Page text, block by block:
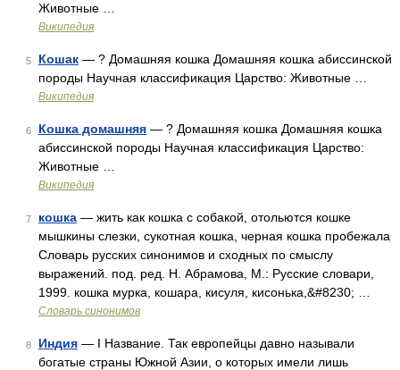
Животные …
Википедия
5 Кошак — ? Домашняя кошка Домашняя кошка абиссинской
породы Научная классификация Царство: Животные …
Википедия
6 Кошка домашняя — ? Домашняя кошка Домашняя кошка
абиссинской породы Научная классификация Царство:
Животные …
Википедия
7 кошка — жить как кошка с собакой, отольются кошке
мышкины слезки, сукотная кошка, черная кошка пробежала
Словарь русских синонимов и сходных по смыслу
выражений. под. ред. Н. Абрамова, М.: Русские словари,
1999. кошка мурка, кошара, кисуля, кисонька,&#8230; …
Словарь синонимов
8 Индия — I Название. Так европейцы давно называли
богатые страны Южной Азии, о которых имели лишь